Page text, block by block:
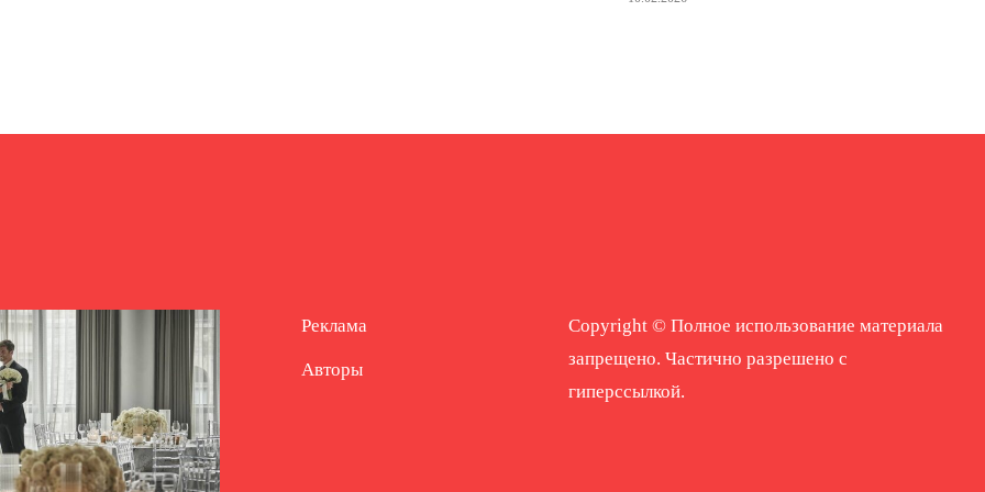
Реклама
Авторы
Copyright © Полное использование материала
запрещено. Частично разрешено с
гиперссылкой.